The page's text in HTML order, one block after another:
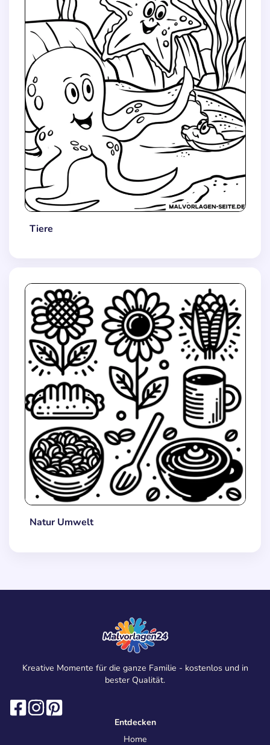
Tiere
Natur Umwelt
Kreative Momente für die ganze Familie - kostenlos und in
bester Qualität.
Entdecken
Home